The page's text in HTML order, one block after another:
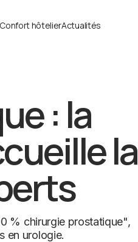
Confort hôtelierActualités
: la
la
% chirurgie prostatique",
en urologie.